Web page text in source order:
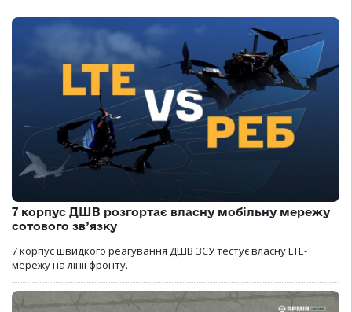
7 корпус ДШВ розгортає власну мобільну мережу
сотового зв’язку
7 корпус швидкого реагування ДШВ ЗСУ тестує власну LTE-
мережу на лінії фронту.